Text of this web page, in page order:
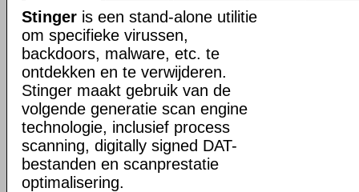
Stinger is een stand-alone utilitie
om specifieke virussen,
backdoors, malware, etc. te
ontdekken en te verwijderen.
Stinger maakt gebruik van de
volgende generatie scan engine
technologie, inclusief process
scanning, digitally signed DAT-
bestanden en scanprestatie
optimalisering.